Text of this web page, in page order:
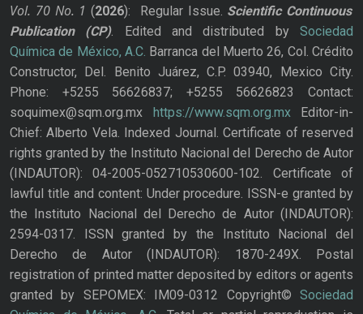
Vol. 70 No. 1 (2026): Regular Issue. Scientific Continuous
Publication
(CP). Edited and distributed bySociedad
Química de México, A.C. Barranca del Muerto 26, Col. Crédito
Constructor, Del. Benito Juárez, C.P. 03940, Mexico City.
Phone: +5255 56626837; +5255 56626823 Contact:
soquimex@sqm.org.mx https://www.sqm.org.mxEditor-in-
Chief: Alberto Vela. Indexed Journal. Certificate of reserved
rights granted by the Instituto Nacional del Derecho de Autor
(INDAUTOR): 04-2005-052710530600-102. Certificate of
lawful title and content: Under procedure. ISSN-e granted by
the Instituto Nacional del Derecho de Autor (INDAUTOR):
2594-0317. ISSN granted by the Instituto Nacional del
Derecho de Autor (INDAUTOR): 1870-249X. Postal
registration of printed matter deposited by editors or agents
granted by SEPOMEX: IM09-0312 Copyright© Sociedad